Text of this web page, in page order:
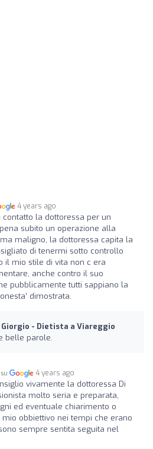
4 years ago
contatto la dottoressa per un
subito un operazione alla
maligno, la dottoressa capita la
di tenermi sotto controllo
il mio stile di vita non c era
anche contro il suo
pubblicamente tutti sappiano la
dimostrata.
Giorgio - Dietista a Viareggio
belle parole.
4 years ago
vivamente la dottoressa Di
molto seria e preparata,
ed eventuale chiarimento o
obbiettivo nei tempi che erano
sempre sentita seguita nel